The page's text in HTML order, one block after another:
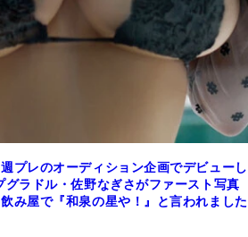
週プレのオーディション企画でデビューし
ラドル・佐野なぎさがファースト写真
み屋で『和泉の星や！』と言われました